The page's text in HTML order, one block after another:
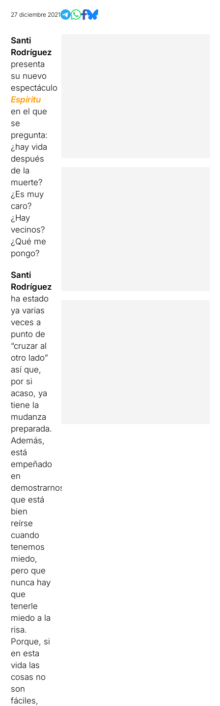
27 diciembre 2021
Santi
Rodríguez
presenta
su nuevo
espectáculo
Espíritu
en el que
se
pregunta:
¿hay vida
después
de la
muerte?
¿Es muy
caro?
¿Hay
vecinos?
¿Qué me
pongo?
Santi
Rodríguez
ha estado
ya varias
veces a
punto de
“cruzar al
otro lado”
así que,
por si
acaso, ya
tiene la
mudanza
preparada.
Además,
está
empeñado
en
demostrarnos
que está
bien
reírse
cuando
tenemos
miedo,
pero que
nunca hay
que
tenerle
miedo a la
risa.
Porque, si
en esta
vida las
cosas no
son
fáciles,